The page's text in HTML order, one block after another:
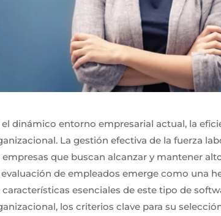
el dinámico entorno empresarial actual, la
La gestión efectiva de la fuerza
empresas que buscan alcanzar y mantener
de empleados emerge como una
características esenciales de este tipo de
los criterios clave para su